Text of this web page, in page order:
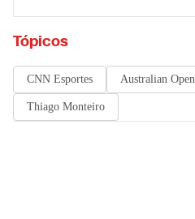
Tópicos
CNN Esportes Australian Open
Thiago Monteiro